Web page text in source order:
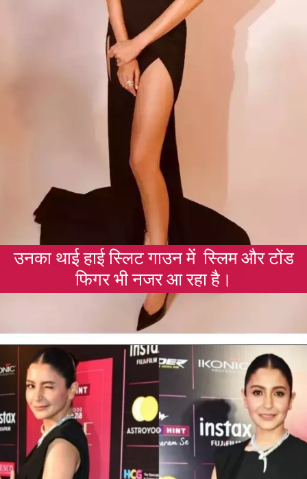
उनका थाई हाई स्लिट गाउन में स्लिम और टोंड
फिगर भी नजर आ रहा है।